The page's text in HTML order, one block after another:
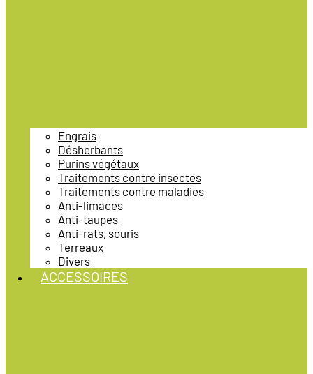
Engrais
Désherbants
Purins végétaux
Traitements contre insectes
Traitements contre maladies
Anti-limaces
Anti-taupes
Anti-rats, souris
Terreaux
Divers
ACCESSOIRES